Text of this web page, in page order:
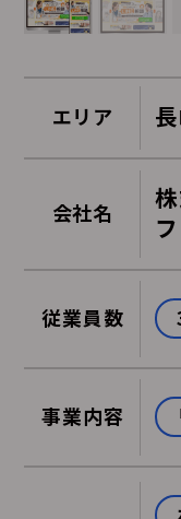
エリア
会社名
従業員数
事業内容